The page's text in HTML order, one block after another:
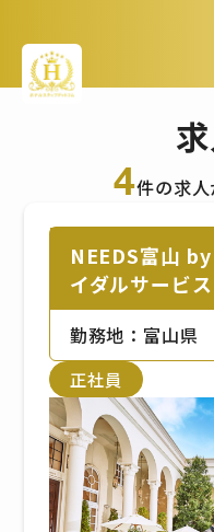
4件の求人
NEEDS富山
イダルサービス
勤務地：富山県
正社員